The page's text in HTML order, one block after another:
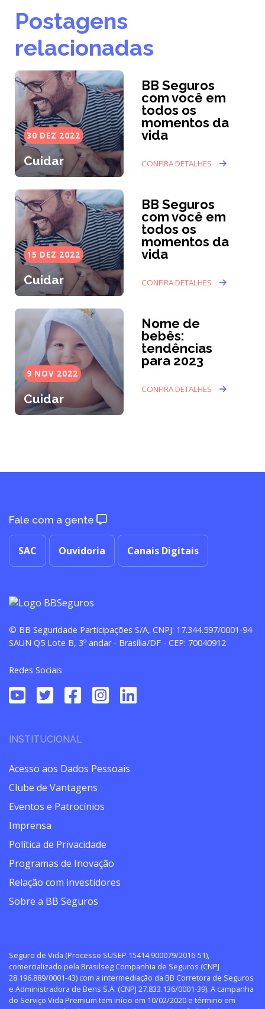
Postagens
relacionadas
30 DEZ 2022
Cuidar
BB Seguros
com você em
todos os
momentos da
vida
CONFIRA DETALHES
15 DEZ 2022
Cuidar
BB Seguros
com você em
todos os
momentos da
vida
CONFIRA DETALHES
9 NOV 2022
Cuidar
Nome de
bebês:
tendências
para 2023
CONFIRA DETALHES
Fale com a gente
SAC Ouvidoria Canais Digitais
© BB Seguridade Participações S/A, CNPJ: 17.344.597/0001-94
SAUN Q5 Lote B, 3º andar - Brasília/DF - CEP: 70040912
Redes Sociais
INSTITUCIONAL
Acesso aos Dados Pessoais
Clube de Vantagens
Eventos e Patrocínios
Imprensa
Política de Privacidade
Programas de Inovação
Relação com investidores
Sobre a BB Seguros
Seguro de Vida (Processo SUSEP 15414.900079/2016-51),
comercializado pela Brasilseg Companhia de Seguros (CNPJ
28.196.889/0001-43) com a intermediação da BB Corretora de Seguros
e Administradora de Bens S.A. (CNPJ 27.833.136/0001-39). A campanha
do Serviço Vida Premium tem início em 10/02/2020 e término em